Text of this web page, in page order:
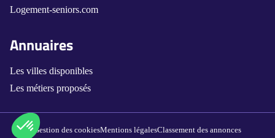
Logement-seniors.com
Annuaires
Les villes disponibles
Les métiers proposés
Gestion des cookiesMentions légalesClassement des annonces